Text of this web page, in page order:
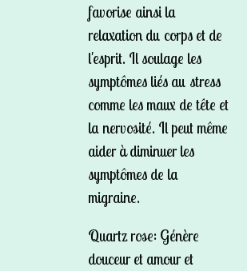
favorise ainsi la
relaxation du corps et de
l'esprit. Il soulage les
symptômes liés au stress
comme les maux de tête et
la nervosité. Il peut même
aider à diminuer les
symptômes de la
migraine.
Quartz rose: Génère
douceur et amour et